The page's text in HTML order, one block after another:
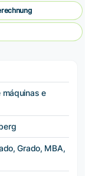
e
Grado, MBA,